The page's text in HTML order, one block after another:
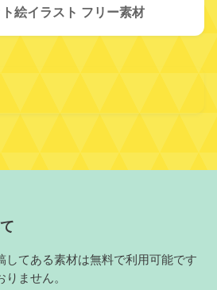
絵イラスト フリー素材
してある素材は無料で利用可能です
ません。